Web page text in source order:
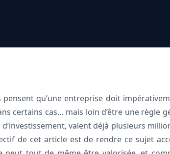
pensent qu’une entreprise doit
certains cas… mais loin d’être une règle
valent déjà plusieurs
de cet article est de rendre ce sujet